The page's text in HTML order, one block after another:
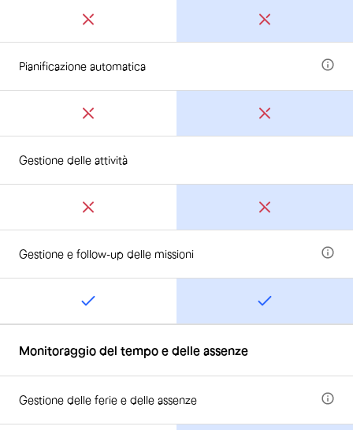
Pianificazione automatica
Gestione delle attività
Gestione e follow-up delle missioni
Monitoraggio del tempo e delle assenze
Gestione delle ferie e delle assenze